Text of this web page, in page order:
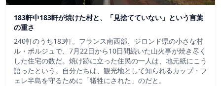
183軒中183軒が焼けた村と、「見捨てていない」という言葉
の重さ
240軒のうち183軒。フランス南西部、ジロンド県の小さな村
ル・ポルジュで、7月22日から10日間続いた山火事が焼き尽く
した住宅の数だ。焼け跡に立った住民の一人は、地元紙にこう
語ったという。自分たちは、観光地として知られるカップ・フ
ェレ半島を守るために「犠牲にされた」のだと。